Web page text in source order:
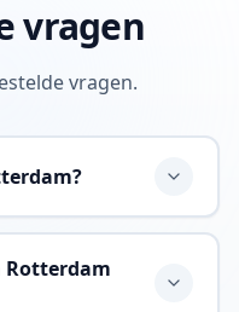
vragen
vragen.
Rotterdam